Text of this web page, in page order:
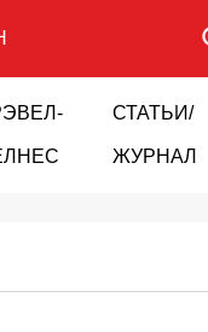
СТАТЬИ/
ЖУРНАЛ